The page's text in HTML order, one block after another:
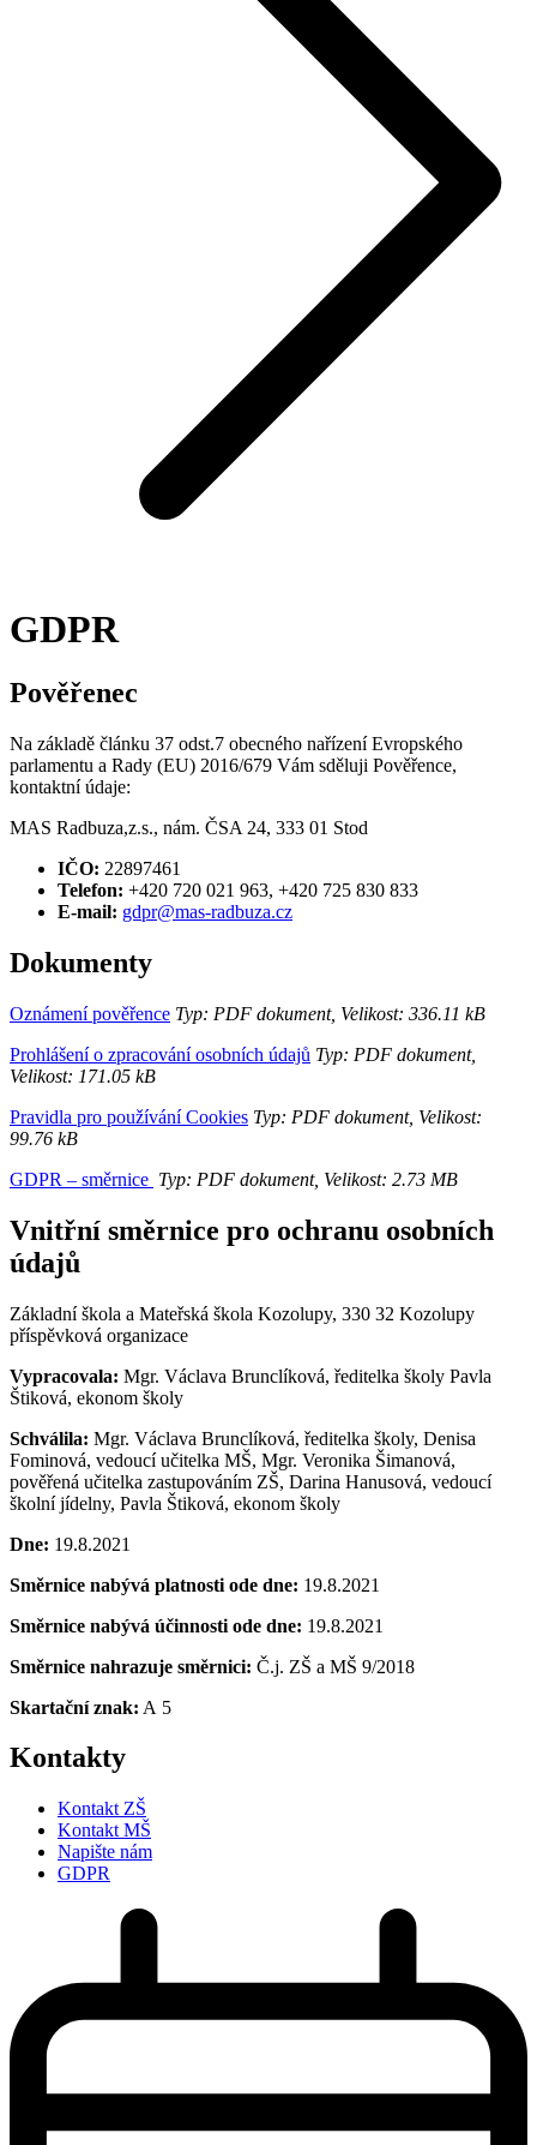
GDPR
Pověřenec
Na základě článku 37 odst.7 obecného nařízení Evropského
parlamentu a Rady (EU) 2016/679 Vám sděluji Pověřence,
kontaktní údaje:
MAS Radbuza,z.s., nám. ČSA 24, 333 01 Stod
IČO: 22897461
Telefon: +420 720 021 963, +420 725 830 833
E-mail: gdpr@mas-radbuza.cz
Dokumenty
Oznámení pověřence Typ: PDF dokument, Velikost: 336.11 kB
Prohlášení o zpracování osobních údajů Typ: PDF dokument,
Velikost: 171.05 kB
Pravidla pro používání Cookies Typ: PDF dokument, Velikost:
99.76 kB
GDPR – směrnice Typ: PDF dokument, Velikost: 2.73 MB
Vnitřní směrnice pro ochranu osobních
údajů
Základní škola a Mateřská škola Kozolupy, 330 32 Kozolupy
příspěvková organizace
Vypracovala: Mgr. Václava Brunclíková, ředitelka školy Pavla
Štiková, ekonom školy
Schválila: Mgr. Václava Brunclíková, ředitelka školy, Denisa
Fominová, vedoucí učitelka MŠ, Mgr. Veronika Šimanová,
pověřená učitelka zastupováním ZŠ, Darina Hanusová, vedoucí
školní jídelny, Pavla Štiková, ekonom školy
Dne: 19.8.2021
Směrnice nabývá platnosti ode dne: 19.8.2021
Směrnice nabývá účinnosti ode dne: 19.8.2021
Směrnice nahrazuje směrnici: Č.j. ZŠ a MŠ 9/2018
Skartační znak: A 5
Kontakty
Kontakt ZŠ
Kontakt MŠ
Napište nám
GDPR